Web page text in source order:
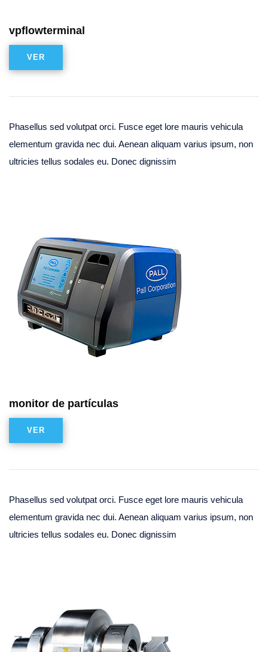
vpflowterminal
VER
Phasellus sed volutpat orci. Fusce eget lore mauris vehicula
elementum gravida nec dui. Aenean aliquam varius ipsum, non
ultricies tellus sodales eu. Donec dignissim
monitor de partículas
VER
Phasellus sed volutpat orci. Fusce eget lore mauris vehicula
elementum gravida nec dui. Aenean aliquam varius ipsum, non
ultricies tellus sodales eu. Donec dignissim